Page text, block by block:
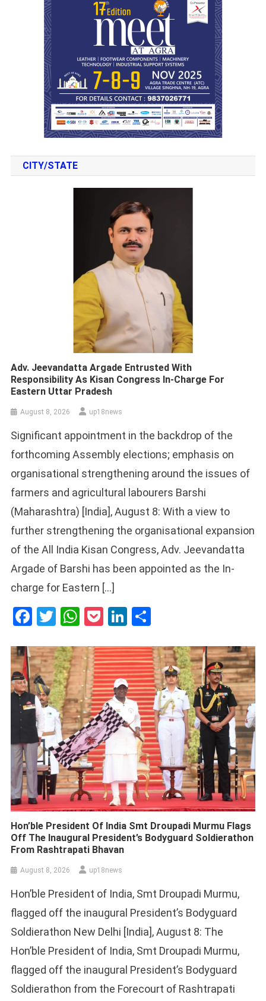
CITY/STATE
Adv. Jeevandatta Argade Entrusted With
Responsibility As Kisan Congress In-Charge For
Eastern Uttar Pradesh
August 8, 2026 up18news
Significant appointment in the backdrop of the
forthcoming Assembly elections; emphasis on
organisational strengthening around the issues of
farmers and agricultural labourers Barshi
(Maharashtra) [India], August 8: With a view to
further strengthening the organisational expansion
of the All India Kisan Congress, Adv. Jeevandatta
Argade of Barshi has been appointed as the In-
charge for Eastern […]
Facebook
Twitter
WhatsApp
PocketLinkedIn
Hon’ble President Of India Smt Droupadi Murmu Flags
Off The Inaugural President’s Bodyguard Soldierathon
From Rashtrapati Bhavan
August 8, 2026 up18news
Hon’ble President of India, Smt Droupadi Murmu,
flagged off the inaugural President’s Bodyguard
Soldierathon New Delhi [India], August 8: The
Hon’ble President of India, Smt Droupadi Murmu,
flagged off the inaugural President’s Bodyguard
Soldierathon from the Forecourt of Rashtrapati